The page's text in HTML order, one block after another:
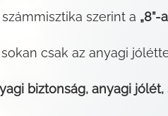
szerint a
csak az anyagi
biztonság, anyagi